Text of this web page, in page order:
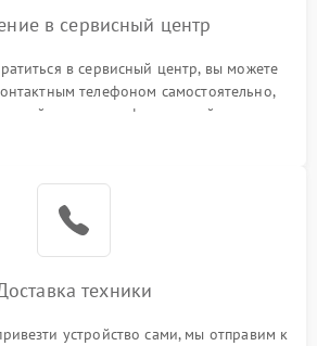
в сервисный центр
в сервисный центр, вы можете
телефоном самостоятельно,
свой номер телефона на сайте
техники
устройство сами, мы отправим к